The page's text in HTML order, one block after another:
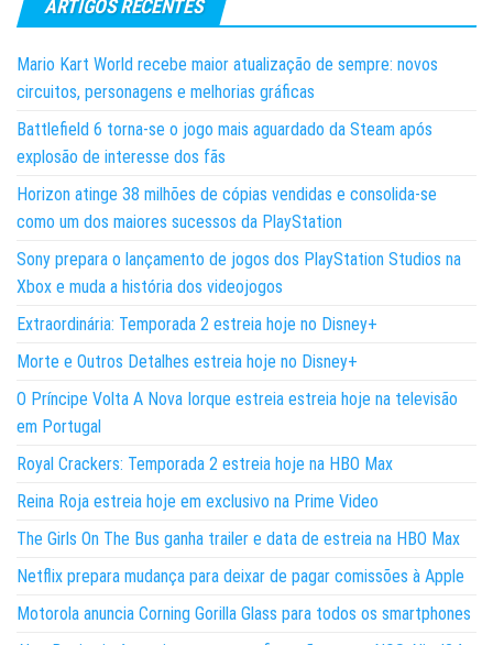
ARTIGOS RECENTES
Mario Kart World recebe maior atualização de sempre: novos
circuitos, personagens e melhorias gráficas
Battlefield 6 torna-se o jogo mais aguardado da Steam após
explosão de interesse dos fãs
Horizon atinge 38 milhões de cópias vendidas e consolida-se
como um dos maiores sucessos da PlayStation
Sony prepara o lançamento de jogos dos PlayStation Studios na
Xbox e muda a história dos videojogos
Extraordinária: Temporada 2 estreia hoje no Disney+
Morte e Outros Detalhes estreia hoje no Disney+
O Príncipe Volta A Nova Iorque estreia estreia hoje na televisão
em Portugal
Royal Crackers: Temporada 2 estreia hoje na HBO Max
Reina Roja estreia hoje em exclusivo na Prime Video
The Girls On The Bus ganha trailer e data de estreia na HBO Max
Netflix prepara mudança para deixar de pagar comissões à Apple
Motorola anuncia Corning Gorilla Glass para todos os smartphones